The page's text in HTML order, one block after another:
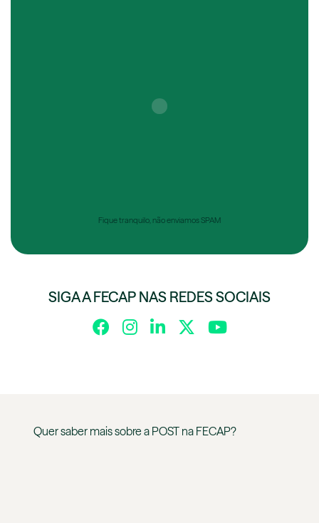
Fique tranquilo, não enviamos SPAM
SIGA A FECAP NAS REDES SOCIAIS
Quer saber mais sobre a POST na FECAP?